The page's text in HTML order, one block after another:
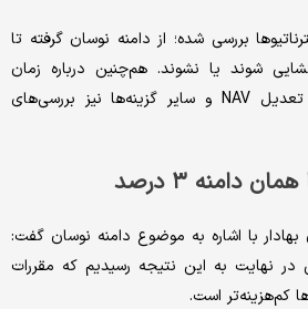
بررسی شده؛ از دامنه نوسان گرفته تا
شوند یا نشوند. هم‌چنین درباره زمان
بازگشایی صندوق‌ها، نحوه تعدیل NAV و سایر گزینه‌ها نیز بررسی‌های
دامنه ۳ درصد
با اشاره به موضوع دامنه نوسان گفت:
نهایت به این نتیجه رسیدیم که مقررات
کم‌هزینه‌تر است.